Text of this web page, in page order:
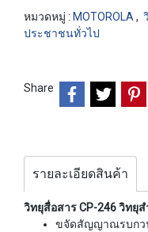
หมวดหมู่ : MOTOROLA ,
ประชาชนทั่วไป
Share
รายละเอียดสินค้า
วิทยุสื่อสาร CP-246 วิทยุ
ขจัดสัญญาณรบกวน